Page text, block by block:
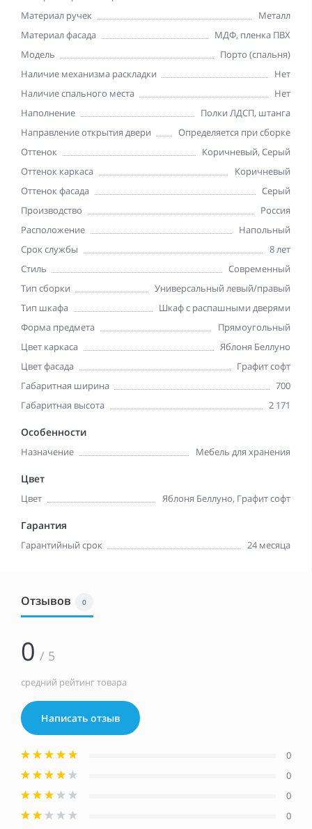
Материал ручек
Металл
Материал фасада
МДФ, пленка ПВХ
Модель
Порто (спальня)
Наличие механизма раскладки
Нет
Наличие спального места
Нет
Наполнение
Полки ЛДСП, штанга
Направление открытия двери
Определяется при сборке
Оттенок
Коричневый, Серый
Оттенок каркаса
Коричневый
Оттенок фасада
Серый
Производство
Россия
Расположение
Напольный
Срок службы
8 лет
Стиль
Современный
Тип сборки
Универсальный левый/правый
Тип шкафа
Шкаф с распашными дверями
Форма предмета
Прямоугольный
Цвет каркаса
Яблоня Беллуно
Цвет фасада
Графит софт
Габаритная ширина
700
Габаритная высота
2 171
Особенности
Назначение Мебель для хранения
Цвет
Цвет Яблоня Беллуно, Графит софт
Гарантия
Гарантийный срок 24 месяца
Отзывов 0
0 / 5
средний рейтинг товара
Написать отзыв
0
0
0
0